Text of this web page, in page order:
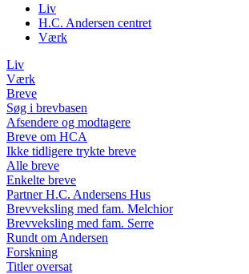
Liv
H.C. Andersen centret
Værk
Liv
Værk
Breve
Søg i brevbasen
Afsendere og modtagere
Breve om HCA
Ikke tidligere trykte breve
Alle breve
Enkelte breve
Partner H.C. Andersens Hus
Brevveksling med fam. Melchior
Brevveksling med fam. Serre
Rundt om Andersen
Forskning
Titler oversat